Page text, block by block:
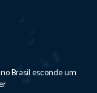
Brasil esconde um